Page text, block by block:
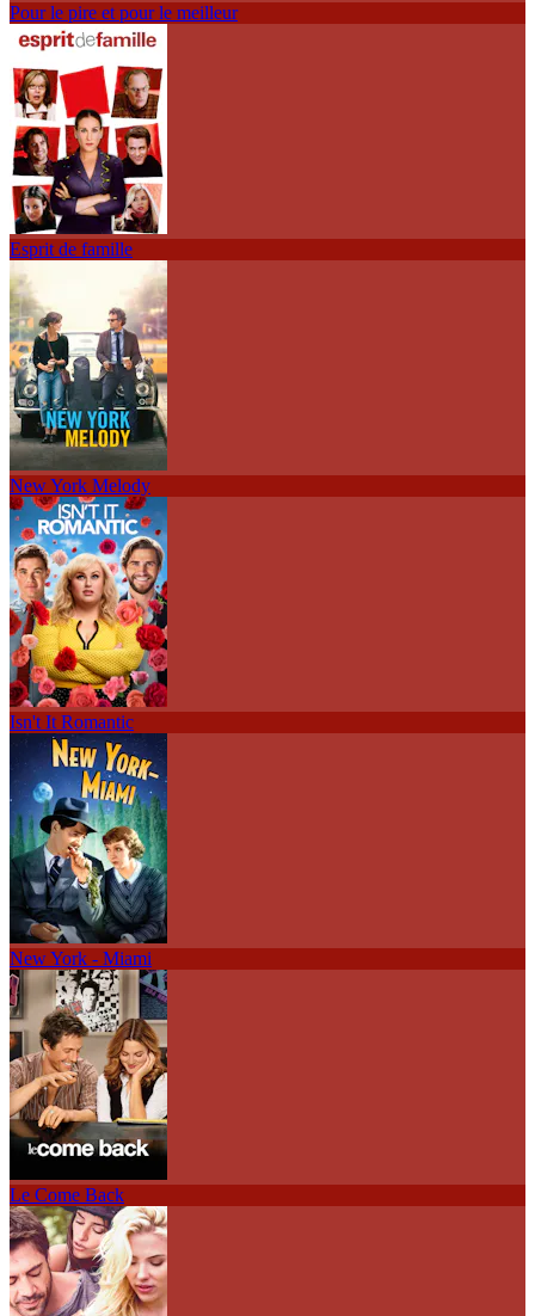
Pour le pire et pour le meilleur
Esprit de famille
New York Melody
Isn't It Romantic
New York - Miami
Le Come Back